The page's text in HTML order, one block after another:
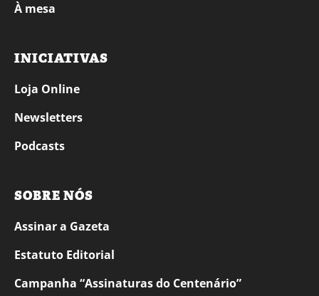
À mesa
INICIATIVAS
Loja Online
Newsletters
Podcasts
SOBRE NÓS
Assinar a Gazeta
Estatuto Editorial
Campanha “Assinaturas do Centenário”